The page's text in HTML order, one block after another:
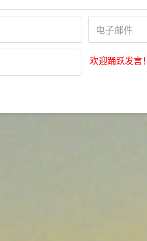
欢迎踊跃发言！